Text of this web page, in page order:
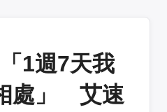
1週7天我
處」 艾速